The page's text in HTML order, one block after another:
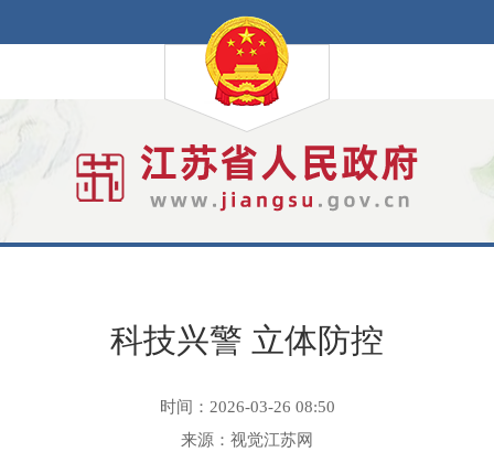
科技兴警 立体防控
时间：2026-03-26 08:50
来源：视觉江苏网